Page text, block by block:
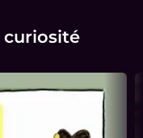
curiosité